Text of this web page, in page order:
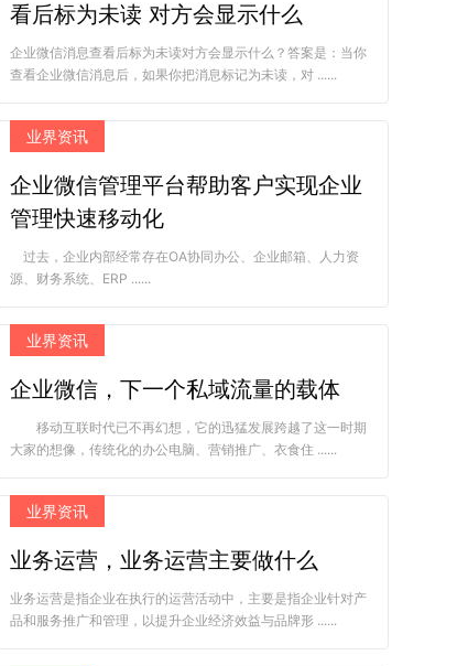
看后标为未读 对方会显示什么
企业微信消息查看后标为未读对方会显示什么？答案是：当你
查看企业微信消息后，如果你把消息标记为未读，对 ......
业界资讯
企业微信管理平台帮助客户实现企业
管理快速移动化
过去，企业内部经常存在OA协同办公、企业邮箱、人力资
源、财务系统、ERP ......
业界资讯
企业微信，下一个私域流量的载体
移动互联时代已不再幻想，它的迅猛发展跨越了这一时期
大家的想像，传统化的办公电脑、营销推广、衣食住 ......
业界资讯
业务运营，业务运营主要做什么
业务运营是指企业在执行的运营活动中，主要是指企业针对产
品和服务推广和管理，以提升企业经济效益与品牌形 ......